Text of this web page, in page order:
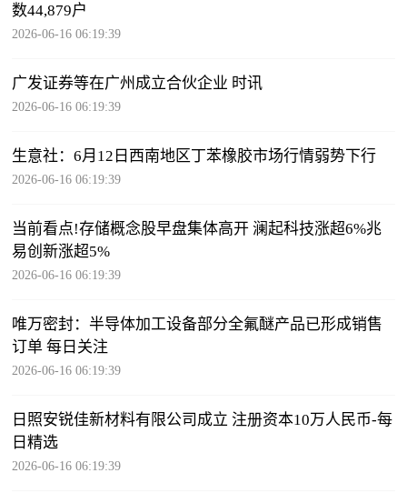
数44,879户
2026-06-16 06:19:39
广发证券等在广州成立合伙企业 时讯
2026-06-16 06:19:39
生意社：6月12日西南地区丁苯橡胶市场行情弱势下行
2026-06-16 06:19:39
当前看点!存储概念股早盘集体高开 澜起科技涨超6%兆
易创新涨超5%
2026-06-16 06:19:39
唯万密封：半导体加工设备部分全氟醚产品已形成销售
订单 每日关注
2026-06-16 06:19:39
日照安锐佳新材料有限公司成立 注册资本10万人民币-每
日精选
2026-06-16 06:19:39